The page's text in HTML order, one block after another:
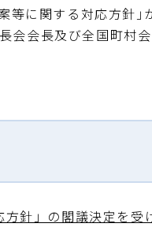
に関する対応方針｣
会会長及び全国町村
針」の閣議決定を受